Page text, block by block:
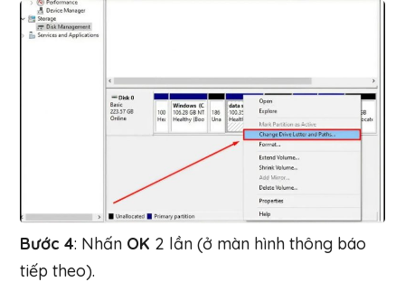
Bước 4: Nhấn OK 2 lần (ở màn hình thông báo
tiếp theo).